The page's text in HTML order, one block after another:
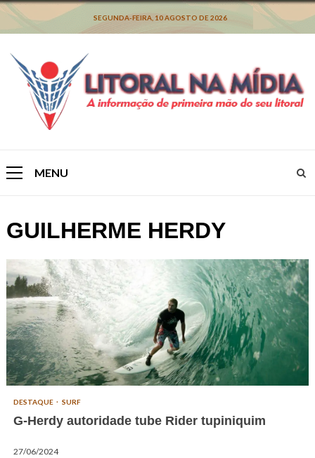
Skip
content
SEGUNDA-FEIRA, 10 AGOSTO DE 2026
PrimaryMENU
GUILHERME HERDY
DESTAQUE SURF
G-Herdy autoridade tube Rider tupiniquim
27/06/2024